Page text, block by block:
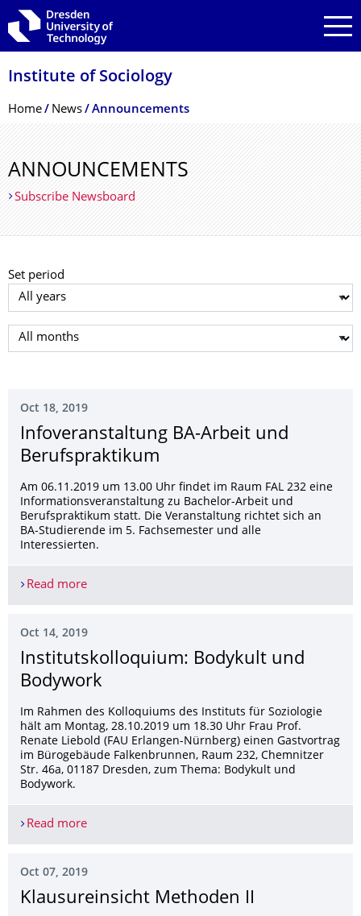
Skip to main navigation
Skip to search
Skip to content
Institute of Sociology
Breadcrumb Menu
Home News Announcements
ANNOUNCEMENTS
Subscribe Newsboard
Set period
Select year
Select month
Oct 18, 2019
Infoveranstaltung BA-Arbeit und
Berufspraktikum
Am 06.11.2019 um 13.00 Uhr findet im Raum FAL 232 eine
Informationsveranstaltung zu Bachelor-Arbeit und
Berufspraktikum statt. Die Veranstaltung richtet sich an
BA-Studierende im 5. Fachsemester und alle
Interessierten.
Read moreInfoveranstaltung BA-Arbeit und
Oct 14, 2019
Institutskolloqui­um: Bodykult und
Bodywork
Im Rahmen des Kolloquiums des Instituts für Soziologie
hält am Montag, 28.10.2019 um 18.30 Uhr Frau Prof.
Renate Liebold (FAU Erlangen-Nürnberg) einen Gastvortrag
im Bürogebäude Falkenbrunnen, Raum 232, Chemnitzer
Str. 46a, 01187 Dresden, zum Thema: Bodykult und
Bodywork.
Read moreInstitutskolloquium: Bodykult und Bodywork
Oct 07, 2019
Klausureinsicht Methoden II